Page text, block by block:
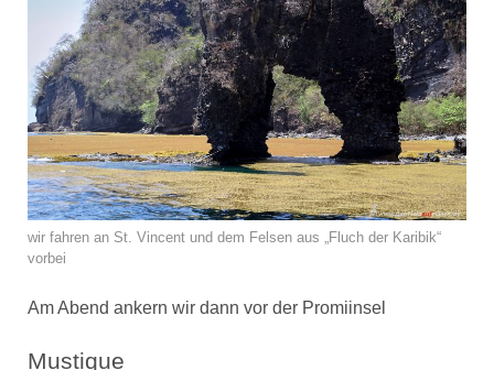
wir fahren an St. Vincent und dem Felsen aus „Fluch der Karibik“
vorbei
Am Abend ankern wir dann vor der Promiinsel
Mustique